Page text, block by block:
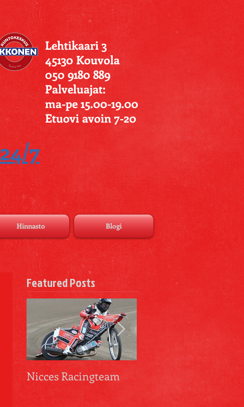
24/7
Lehtikaari 3
45130 Kouvola
050 9180 889
Palveluajat:
ma-pe 15.00-19.00
Etuovi avoin 7-20
Hinnasto Blogi
Featured Posts
Nicces Racingteam
Tiimitreenit
Ykkösellä